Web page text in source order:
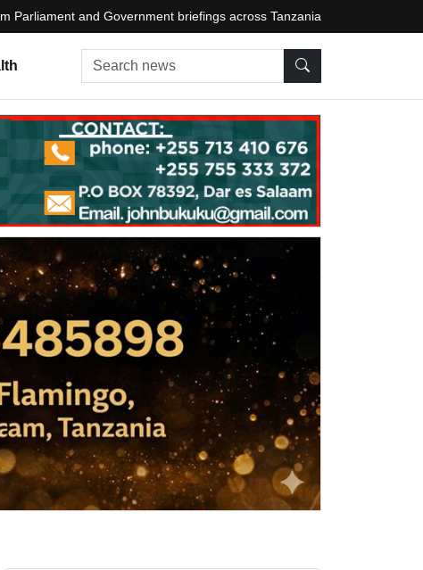
Parliament and Government briefings across Tanzania
Search news